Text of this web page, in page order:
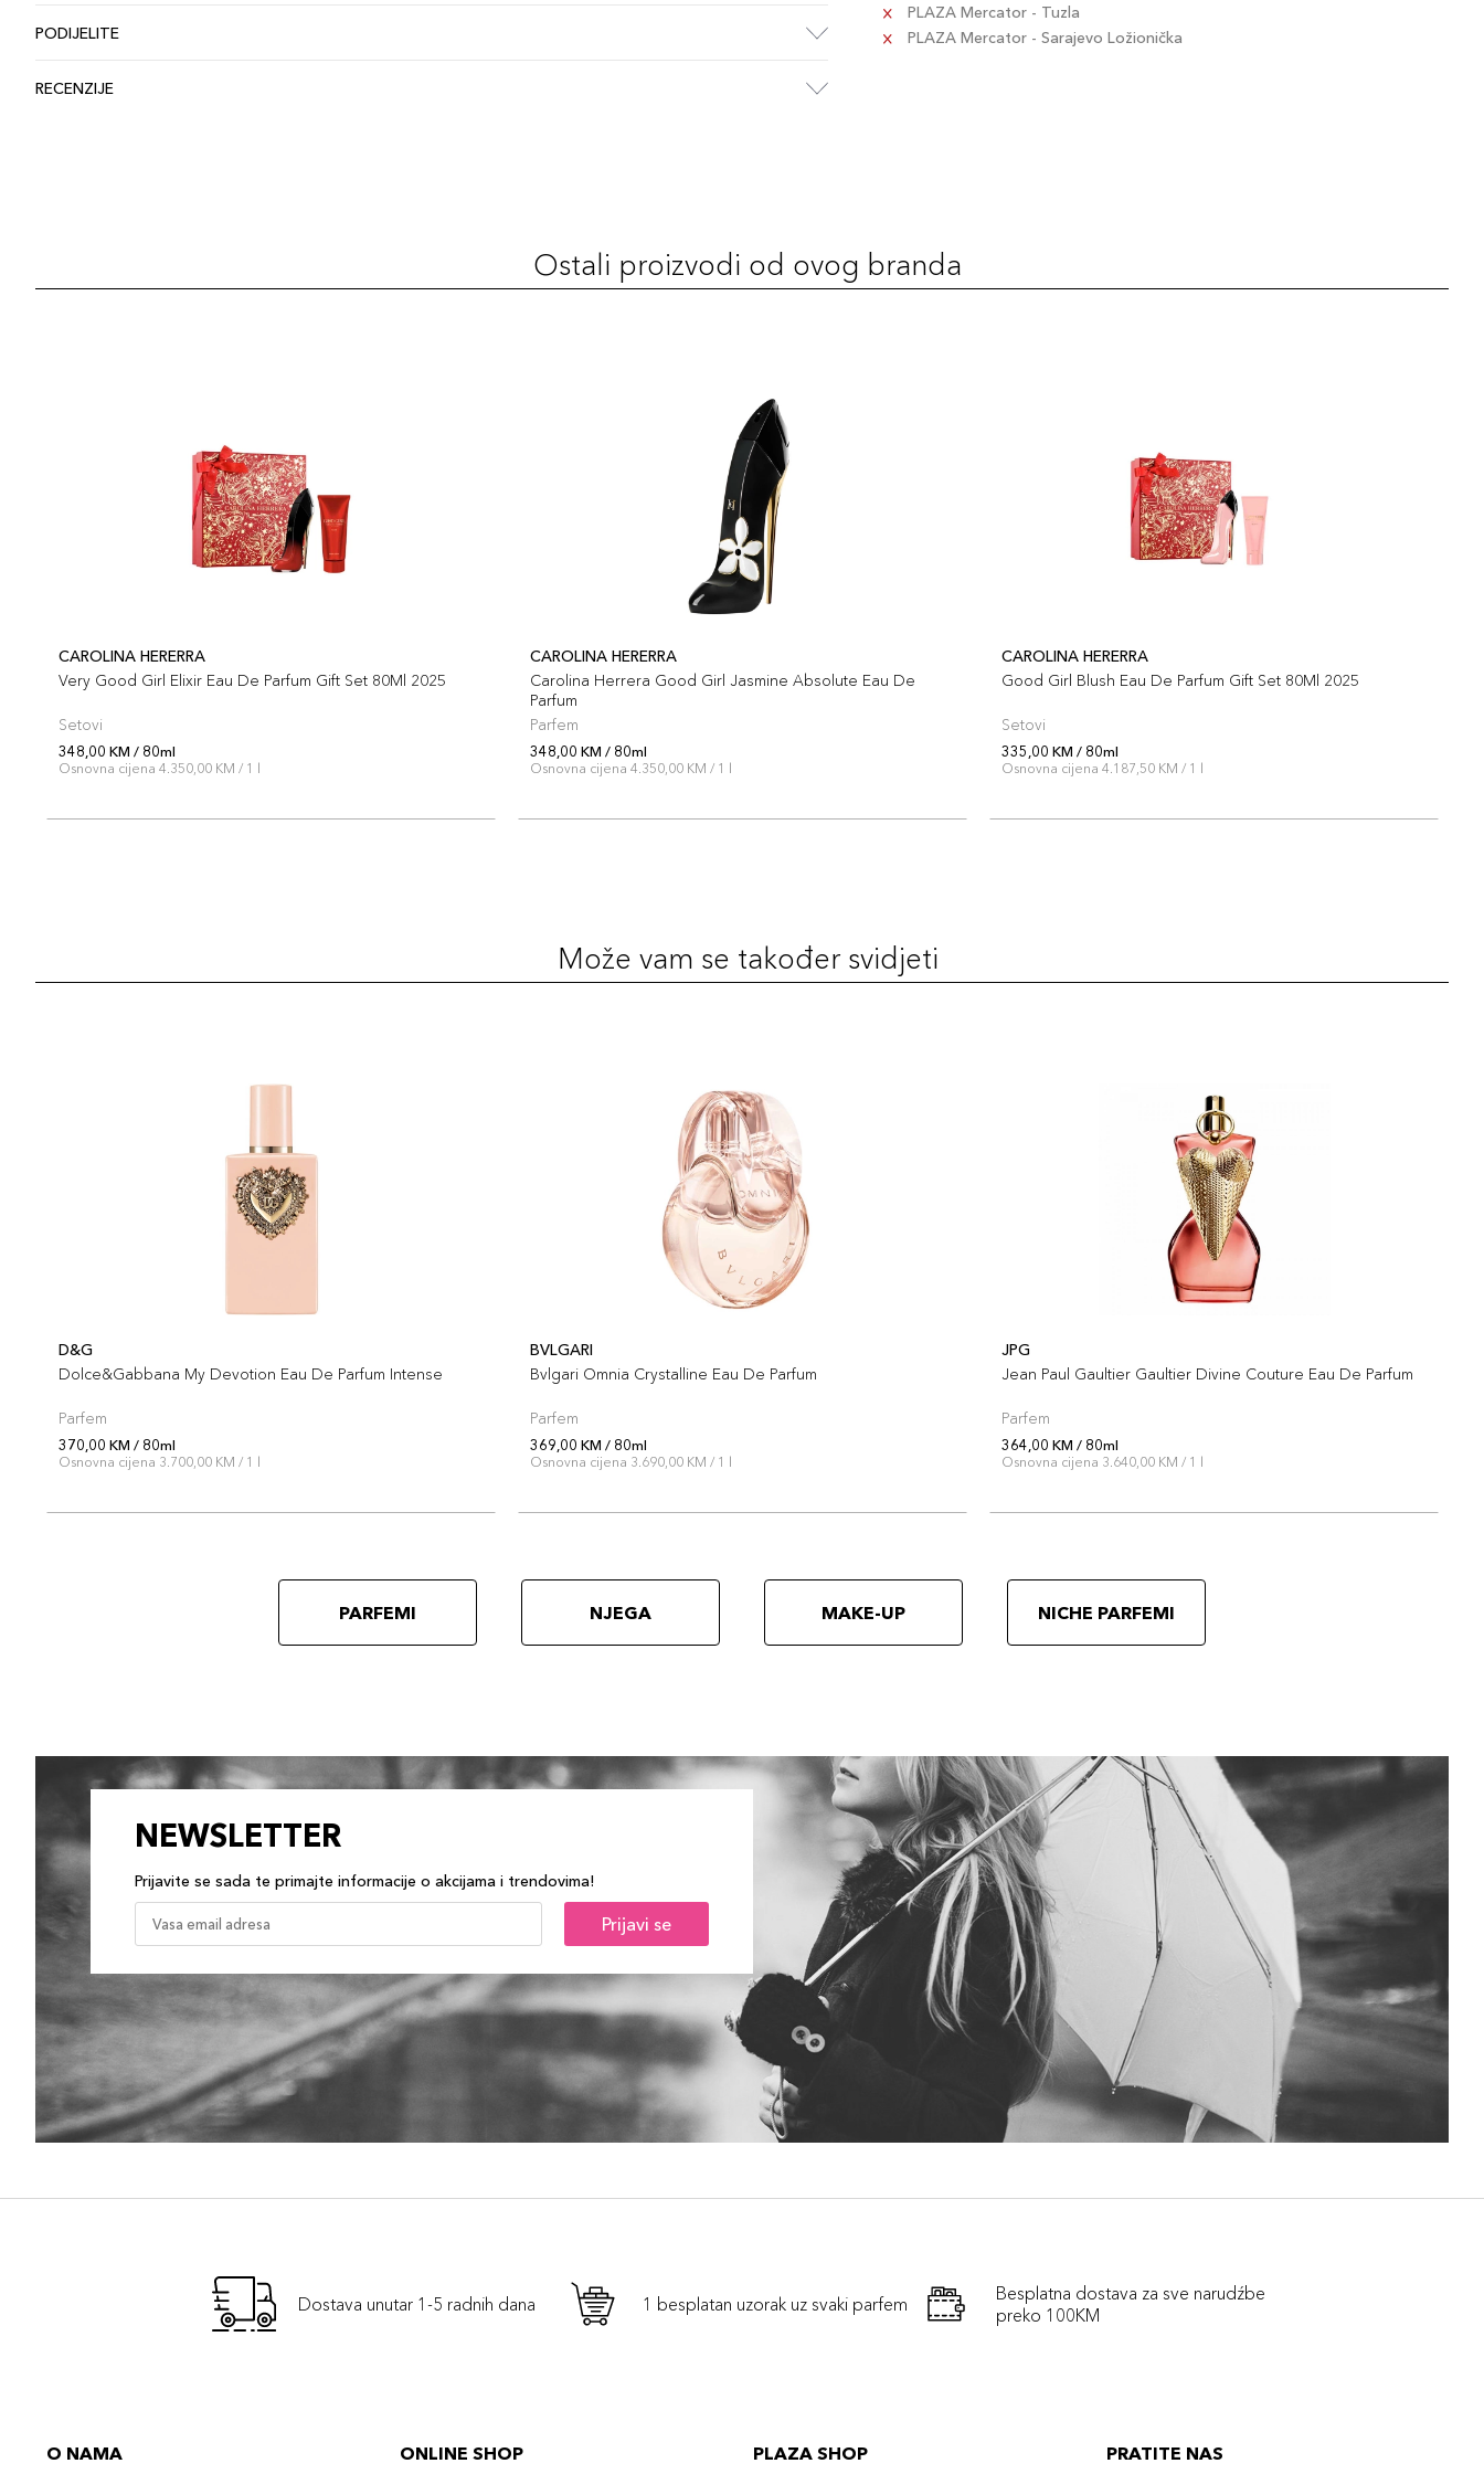
PODIJELITE
RECENZIJE
PLAZA Mercator - Tuzla
PLAZA Mercator - Sarajevo Ložionička
Ostali proizvodi od ovog branda
CAROLINA HERERRA
Very Good Girl Elixir Eau De Parfum Gift Set 80Ml 2025
Setovi
348,00 KM / 80ml
Osnovna cijena 4.350,00 KM / 1 l
CAROLINA HERERRA
Carolina Herrera Good Girl Jasmine Absolute Eau De
Parfum
Parfem
348,00 KM / 80ml
Osnovna cijena 4.350,00 KM / 1 l
CAROLINA HERERRA
Good Girl Blush Eau De Parfum Gift Set 80Ml 2025
Setovi
335,00 KM / 80ml
Osnovna cijena 4.187,50 KM / 1 l
Može vam se također svidjeti
D&G
Dolce&Gabbana My Devotion Eau De Parfum Intense
Parfem
370,00 KM / 80ml
Osnovna cijena 3.700,00 KM / 1 l
BVLGARI
Bvlgari Omnia Crystalline Eau De Parfum
Parfem
369,00 KM / 80ml
Osnovna cijena 3.690,00 KM / 1 l
JPG
Jean Paul Gaultier Gaultier Divine Couture Eau De Parfum
Parfem
364,00 KM / 80ml
Osnovna cijena 3.640,00 KM / 1 l
PARFEMI NJEGA MAKE-UP NICHE PARFEMI
NEWSLETTER
Prijavite se sada te primajte informacije o akcijama i trendovima!
Prijavi se
Dostava unutar 1-5 radnih dana 1 besplatan uzorak uz svaki parfem
Besplatna dostava za sve narudźbe
preko 100KM
O NAMA ONLINE SHOP PLAZA SHOP PRATITE NAS